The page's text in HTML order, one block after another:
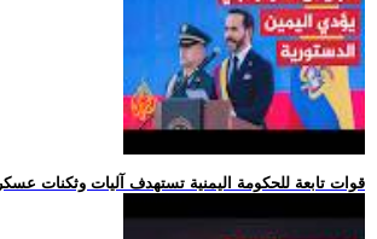
.. قوات تابعة للحكومة اليمنية تستهدف آليات وثكنات